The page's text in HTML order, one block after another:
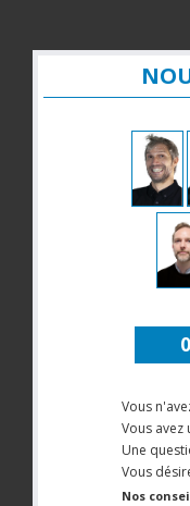
Vous
Vous avez
Une
Vous
Nos